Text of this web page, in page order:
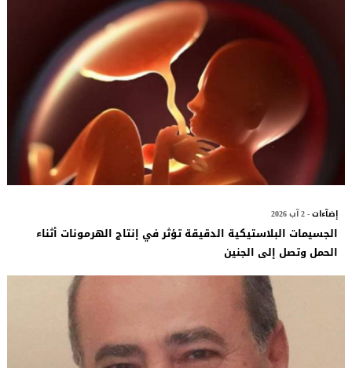
إضآءات- 2 آب 2026
الجسيمات البلاستيكية الدقيقة تؤثر في إنتاج الهرمونات أثناء
الحمل وتصل إلى الجنين